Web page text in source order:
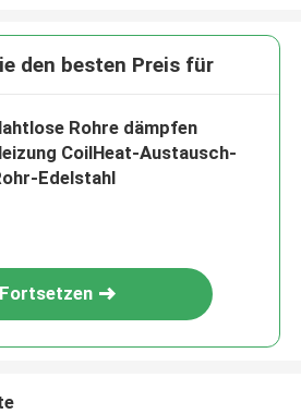
den besten Preis für
Rohre dämpfen
CoilHeat-Austausch-
Edelstahl
Fortsetzen